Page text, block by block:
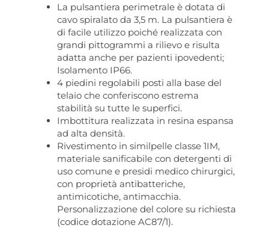
La pulsantiera perimetrale è dotata di
cavo spiralato da 3,5 m. La pulsantiera è
di facile utilizzo poiché realizzata con
grandi pittogrammi a rilievo e risulta
adatta anche per pazienti ipovedenti;
Isolamento IP66.
4 piedini regolabili posti alla base del
telaio che conferiscono estrema
stabilità su tutte le superfici.
Imbottitura realizzata in resina espansa
ad alta densità.
Rivestimento in similpelle classe 1IM,
materiale sanificabile con detergenti di
uso comune e presidi medico chirurgici,
con proprietà antibatteriche,
antimicotiche, antimacchia.
Personalizzazione del colore su richiesta
(codice dotazione AC87/1).